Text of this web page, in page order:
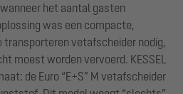
het aantal gasten
was een compacte,
transporteren vetafscheider nodig,
moest worden vervoerd. KESSEL
de Euro “E+S” M vetafscheider